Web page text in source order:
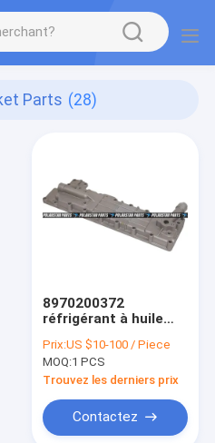
Parts (28)
8970200372
réfrigérant à huile
Parts 4BG1 Assy
Hitachi ZX120
Prix:US $10-100 / Piece
MOQ:1 PCS
Trouvez les derniers prix
Contactez